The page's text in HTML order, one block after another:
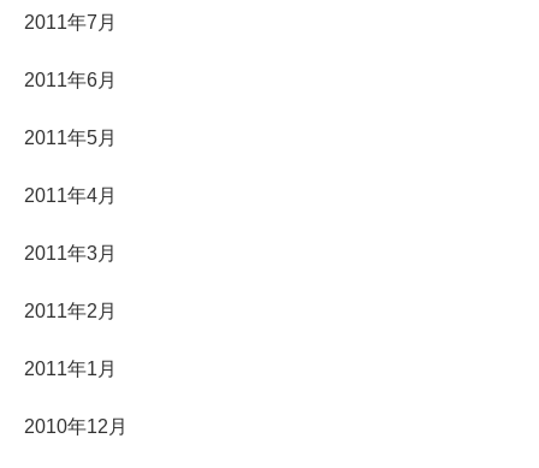
2011年7月
2011年6月
2011年5月
2011年4月
2011年3月
2011年2月
2011年1月
2010年12月